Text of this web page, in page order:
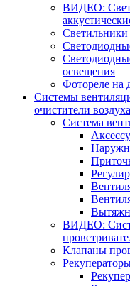
ВИДЕО:
Светильники
освещения
Фотореле на
Системы
очистители воздуха
Система
ВИДЕО:
Клапаны